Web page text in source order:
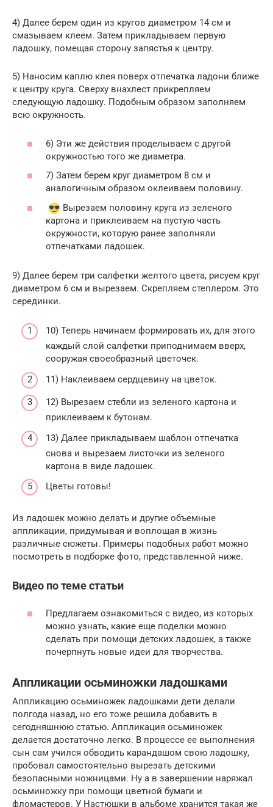
4) Далее берем один из кругов диаметром 14 см и
смазываем клеем. Затем прикладываем первую
ладошку, помещая сторону запястья к центру.
5) Наносим каплю клея поверх отпечатка ладони ближе
к центру круга. Сверху внахлест прикрепляем
следующую ладошку. Подобным образом заполняем
всю окружность.
6) Эти же действия проделываем с другой
окружностью того же диаметра.
7) Затем берем круг диаметром 8 см и
аналогичным образом оклеиваем половину.
Вырезаем половину круга из зеленого
картона и приклеиваем на пустую часть
окружности, которую ранее заполняли
отпечатками ладошек.
9) Далее берем три салфетки желтого цвета, рисуем круг
диаметром 6 см и вырезаем. Скрепляем степлером. Это
серединки.
10) Теперь начинаем формировать их, для этого
каждый слой салфетки приподнимаем вверх,
сооружая своеобразный цветочек.
11) Наклеиваем сердцевину на цветок.
12) Вырезаем стебли из зеленого картона и
приклеиваем к бутонам.
13) Далее прикладываем шаблон отпечатка
снова и вырезаем листочки из зеленого
картона в виде ладошек.
Цветы готовы!
Из ладошек можно делать и другие объемные
аппликации, придумывая и воплощая в жизнь
различные сюжеты. Примеры подобных работ можно
посмотреть в подборке фото, представленной ниже.
Видео по теме статьи
Предлагаем ознакомиться с видео, из которых
можно узнать, какие еще поделки можно
сделать при помощи детских ладошек, а также
почерпнуть новые идеи для творчества.
Аппликации осьминожки ладошками
Аппликацию осьминожек ладошками дети делали
полгода назад, но его тоже решила добавить в
сегодняшнюю статью. Аппликация осьминожек
делается достаточно легко. В процессе ее выполнения
сын сам учился обводить карандашом свою ладошку,
пробовал самостоятельно вырезать детскими
безопасными ножницами. Ну а в завершении наряжал
осьминожку при помощи цветной бумаги и
фломастеров. У Настюшки в альбоме хранится такая же